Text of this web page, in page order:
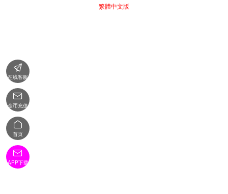
繁體中文版

在线客服

金币充值

首页

APP下载